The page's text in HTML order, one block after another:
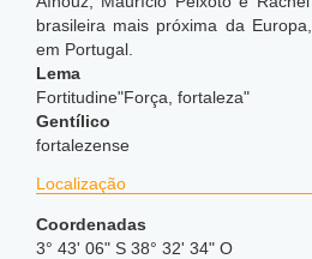
brasileira mais próxima da
em Portugal.
Lema
Fortitudine"Força, fortaleza"
Gentílico
fortalezense
Localização
Coordenadas
3° 43' 06" S 38° 32' 34" O